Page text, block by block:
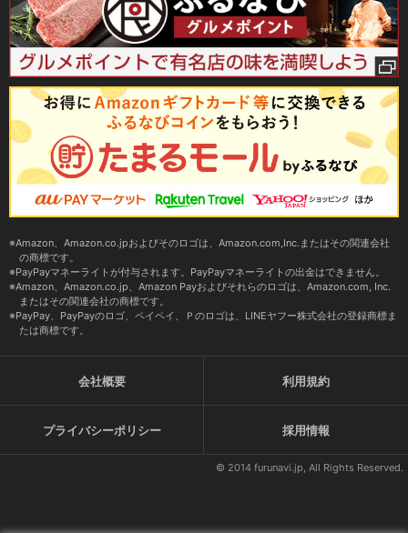
Amazon、Amazon.co.jpおよびそのロゴは、Amazon.com,Inc.またはその関連会社
の商標です。
PayPayマネーライトが付与されます。PayPayマネーライトの出金はできません。
Amazon、Amazon.co.jp、Amazon Payおよびそれらのロゴは、Amazon.com, Inc.
またはその関連会社の商標です。
PayPay、PayPayのロゴ、ペイペイ、Ｐのロゴは、LINEヤフー株式会社の登録商標ま
たは商標です。
会社概要 利用規約
プライバシーポリシー 採用情報
© 2014 furunavi.jp, All Rights Reserved.